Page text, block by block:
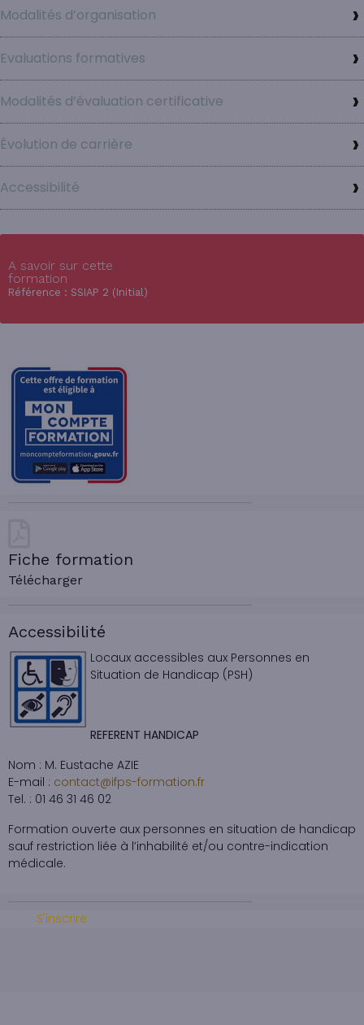
Modalités d’organisation
Evaluations formatives
Modalités d’évaluation certificative
Évolution de carrière
Accessibilité
A savoir sur cette
formation
Référence : SSIAP 2 (Initial)
Fiche formation
Télécharger
Accessibilité
Locaux accessibles aux Personnes en
Situation de Handicap (PSH)
REFERENT HANDICAP
Nom : M. Eustache AZIE
E-mail : contact@ifps-formation.fr
Tel. : 01 46 31 46 02
Formation ouverte aux personnes en situation de handicap
sauf restriction liée à l’inhabilité et/ou contre-indication
médicale.
S'inscrire